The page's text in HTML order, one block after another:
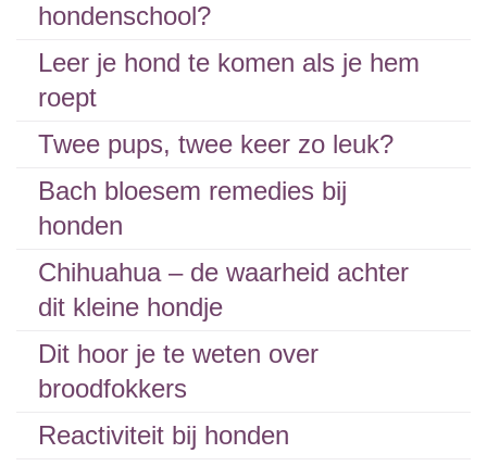
hondenschool?
Leer je hond te komen als je hem
roept
Twee pups, twee keer zo leuk?
Bach bloesem remedies bij
honden
Chihuahua – de waarheid achter
dit kleine hondje
Dit hoor je te weten over
broodfokkers
Reactiviteit bij honden